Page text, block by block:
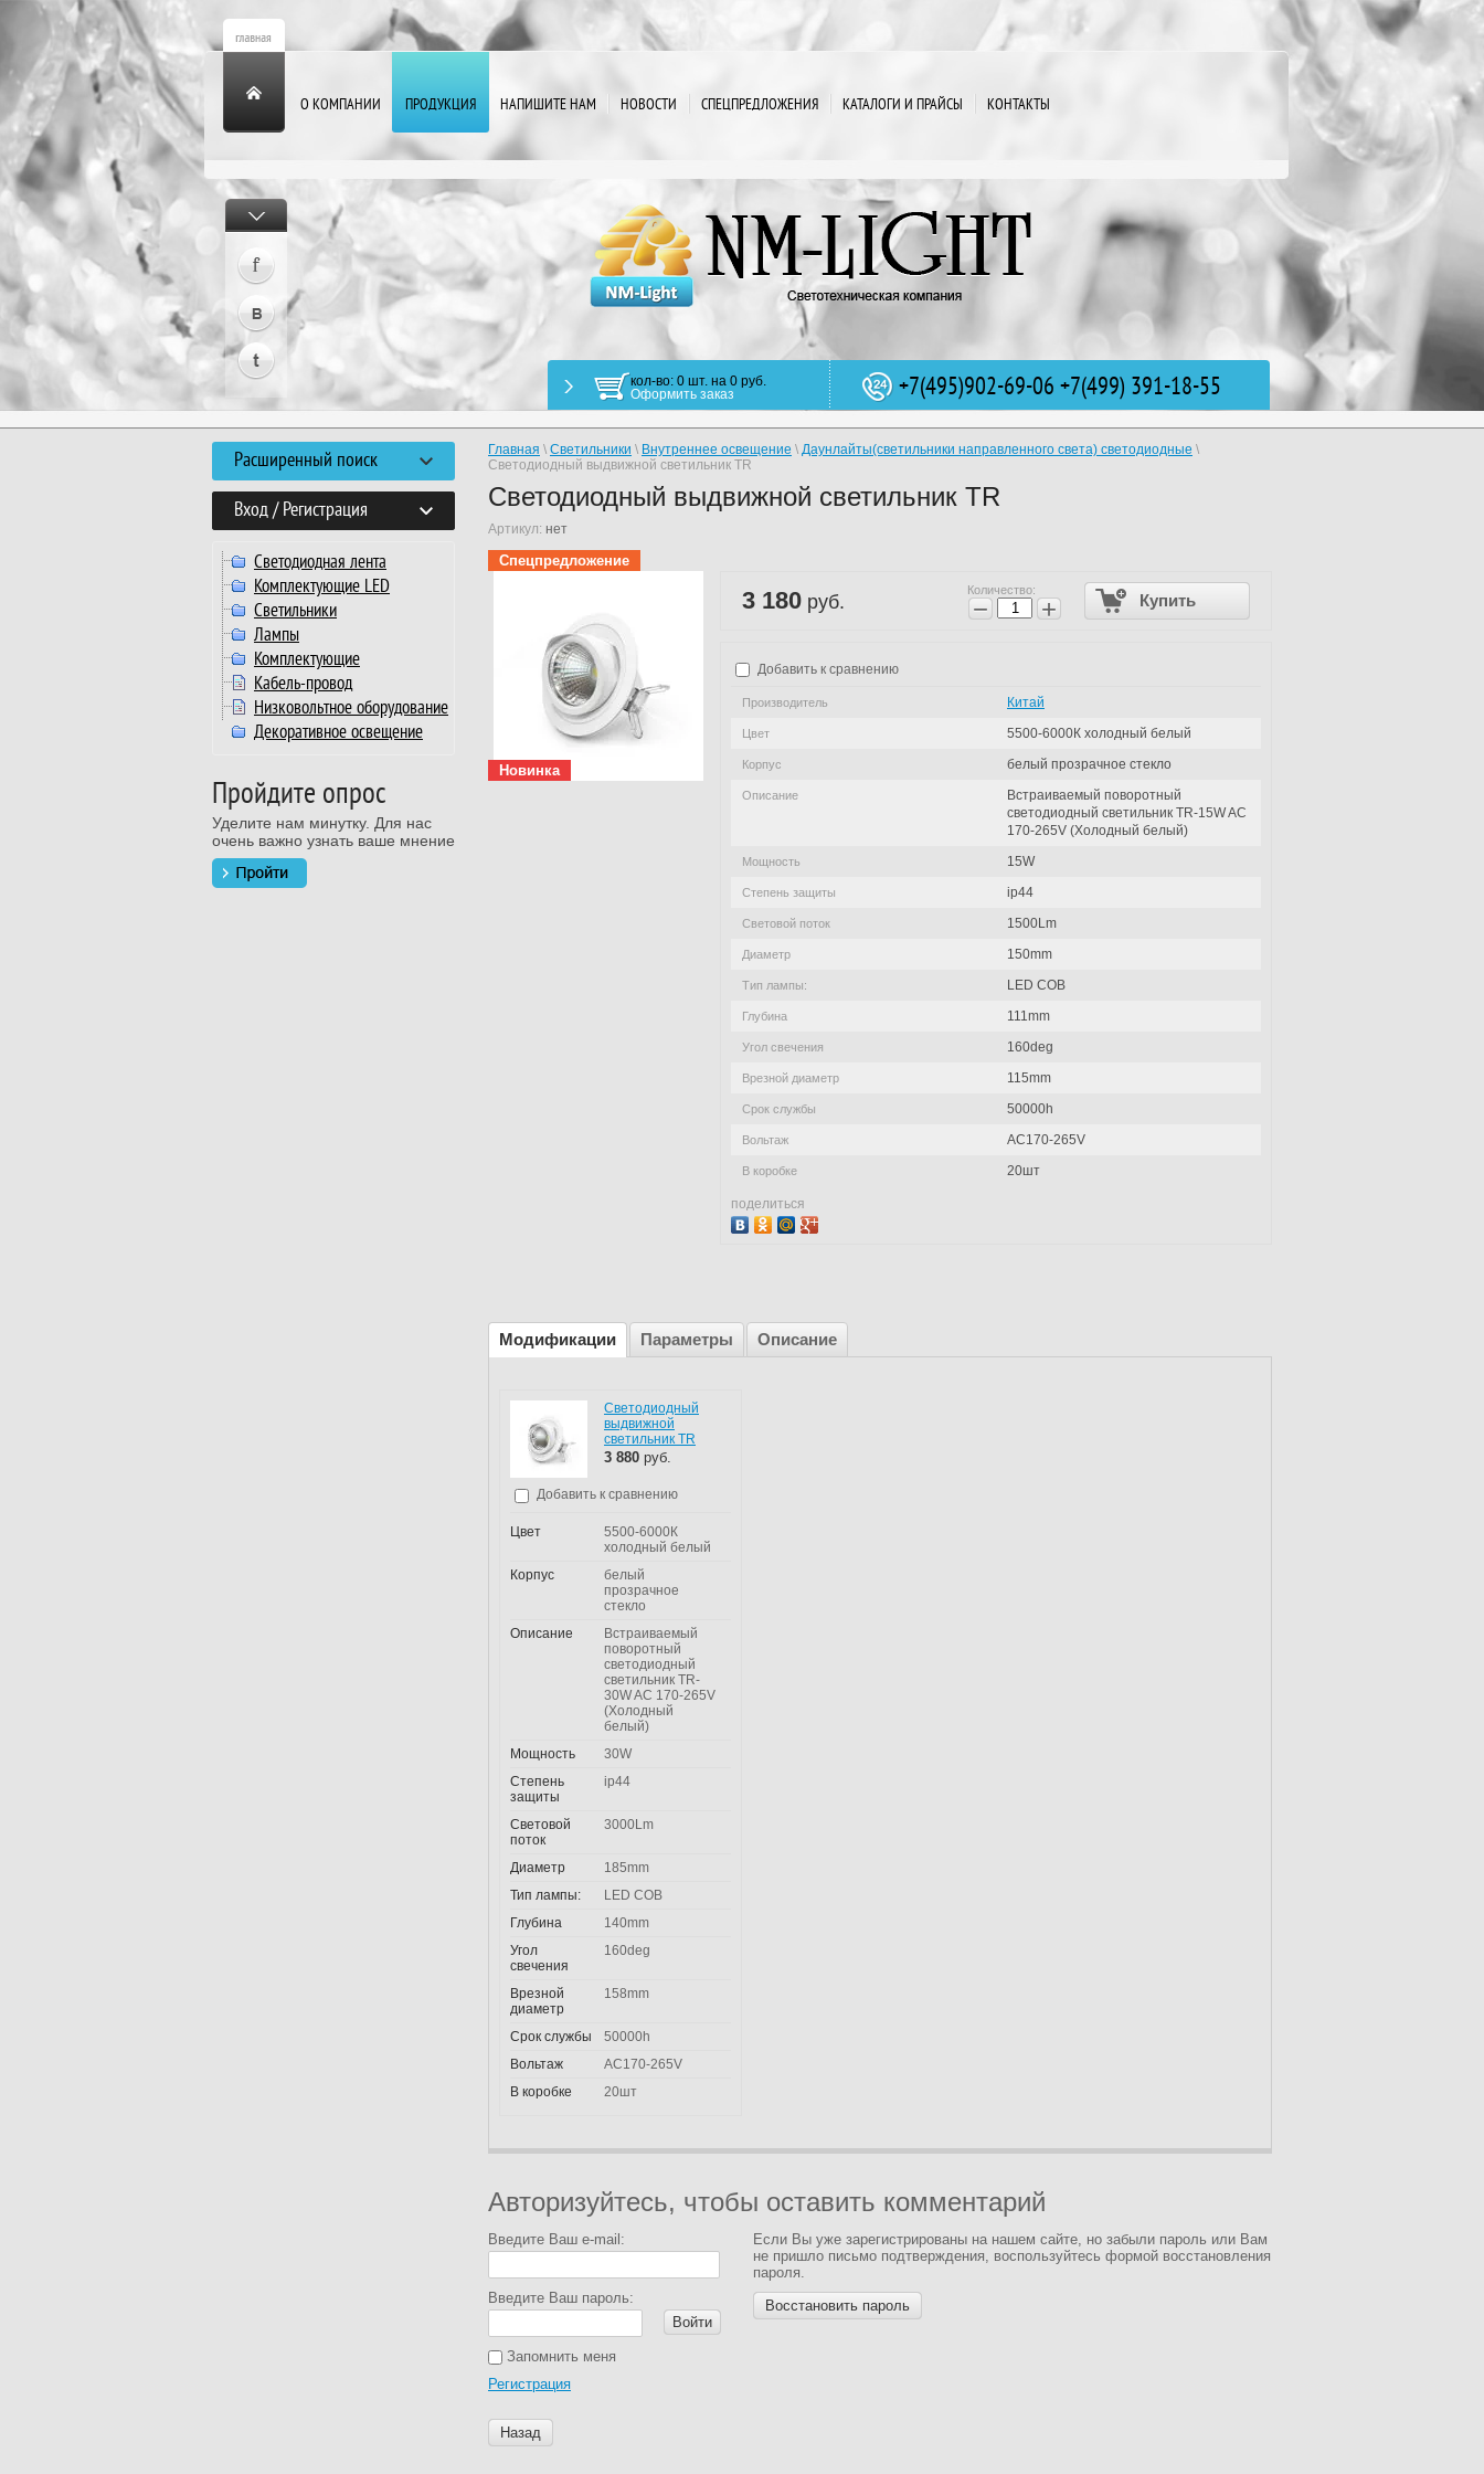
О КОМПАНИИ ПРОДУКЦИЯ НАПИШИТЕ НАМ НОВОСТИ СПЕЦПРЕДЛОЖЕНИЯ КАТАЛОГИ И ПРАЙСЫ КОНТАКТЫ
+7(495)902-69-06 +7(499) 391-18-55
кол-во: 0 шт. на 0 руб.
Оформить заказ
Расширенный поиск
Вход / Регистрация
Светодиодная лента
Комплектующие LED
Светильники
Лампы
Комплектующие
Кабель-провод
Низковольтное оборудование
Декоративное освещение
Пройдите опрос
Уделите нам минутку. Для нас
очень важно узнать ваше мнение
Главная \ Светильники \ Внутреннее освещение \ Даунлайты(светильники направленного света) светодиодные \
Светодиодный выдвижной светильник TR
Светодиодный выдвижной светильник TR
Артикул: нет
Спецпредложение
Новинка
3 180 руб.
Количество:
− + Купить
Добавить к сравнению
Производитель Китай
Цвет 5500-6000К холодный белый
Корпус белый прозрачное стекло
Описание
Встраиваемый поворотный
светодиодный светильник TR-15W AC
170-265V (Холодный белый)
Мощность 15W
Степень защиты ip44
Световой поток 1500Lm
Диаметр 150mm
Тип лампы: LED COB
Глубина 111mm
Угол свечения 160deg
Врезной диаметр 115mm
Срок службы 50000h
Вольтаж AC170-265V
В коробке 20шт
поделиться
Модификации Параметры Описание
Светодиодный
выдвижной
светильник TR
3 880 руб.
Добавить к сравнению
Цвет
5500-6000К
холодный белый
Корпус
белый
прозрачное
стекло
Описание
Встраиваемый
поворотный
светодиодный
светильник TR-
30W AC 170-265V
(Холодный
белый)
Мощность
30W
Степень
защиты
ip44
Световой
поток
3000Lm
Диаметр
185mm
Тип лампы:
LED COB
Глубина
140mm
Угол
свечения
160deg
Врезной
диаметр
158mm
Срок службы
50000h
Вольтаж
AC170-265V
В коробке
20шт
Авторизуйтесь, чтобы оставить комментарий
Введите Ваш e-mail:
Введите Ваш пароль:
Войти
Запомнить меня
Регистрация
Если Вы уже зарегистрированы на нашем сайте, но забыли пароль или Вам
не пришло письмо подтверждения, воспользуйтесь формой восстановления
пароля.
Восстановить пароль
Назад